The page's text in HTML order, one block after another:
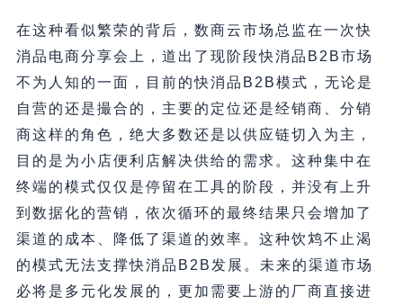
在这种看似繁荣的背后，数商云市场总监在一次快
消品电商分享会上，道出了现阶段快消品B2B市场
不为人知的一面，目前的快消品B2B模式，无论是
自营的还是撮合的，主要的定位还是经销商、分销
商这样的角色，绝大多数还是以供应链切入为主，
目的是为小店便利店解决供给的需求。这种集中在
终端的模式仅仅是停留在工具的阶段，并没有上升
到数据化的营销，依次循环的最终结果只会增加了
渠道的成本、降低了渠道的效率。这种饮鸩不止渴
的模式无法支撑快消品B2B发展。未来的渠道市场
必将是多元化发展的，更加需要上游的厂商直接进